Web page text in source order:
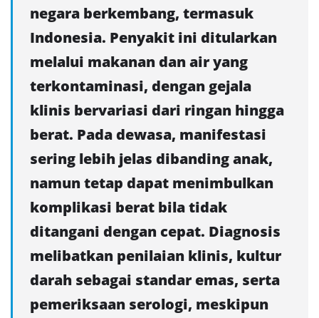
negara berkembang, termasuk
Indonesia. Penyakit ini ditularkan
melalui makanan dan air yang
terkontaminasi, dengan gejala
klinis bervariasi dari ringan hingga
berat. Pada dewasa, manifestasi
sering lebih jelas dibanding anak,
namun tetap dapat menimbulkan
komplikasi berat bila tidak
ditangani dengan cepat. Diagnosis
melibatkan penilaian klinis, kultur
darah sebagai standar emas, serta
pemeriksaan serologi, meskipun